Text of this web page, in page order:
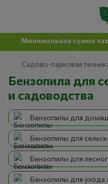
Минимальная сумма заказ
Садово-парковая
Бензопила для
и садоводства
Бензопилы для
Бензопилы для
Бензопилы для
Бензопилы для ухода